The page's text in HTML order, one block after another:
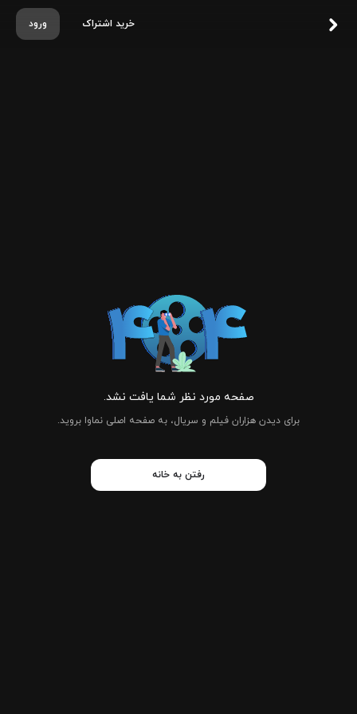
ورود خرید اشتراک
صفحه مورد نظر شما یافت نشد.
برای دیدن هزاران فیلم و سریال، به صفحه اصلی نماوا بروید.
رفتن به خانه